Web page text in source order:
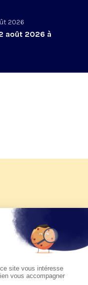
2026
août 2026 à
2026 de KTO
du pape Léon
sur KTO le